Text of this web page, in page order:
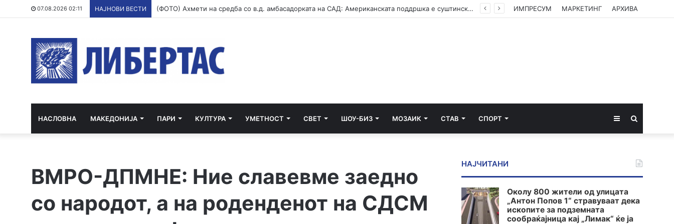
07.08.2026 02:11 НАЈНОВИ ВЕСТИ (ФОТО) Ахмети на средба со в.д. амбасадорката на САД: Американската поддршка е суштинска за зачувување на духот на Охридскиот договор ИМПРЕСУМ МАРКЕТИНГ АРХИВА
НАСЛОВНА МАКЕДОНИЈА ПАРИ КУЛТУРА УМЕТНОСТ СВЕТ ШОУ-БИЗ МОЗАИК СТАВ СПОРТ Sidebar
ВМРО-ДПМНЕ: Ние славевме заедно
со народот, а на роденденот на СДСМ
НАЈЧИТАНИ
Околу 800 жители од улицата
„Антон Попов 1“ стравуваат дека
ископите за подземната
сообраќајница кај „Лимак“ ќе ја